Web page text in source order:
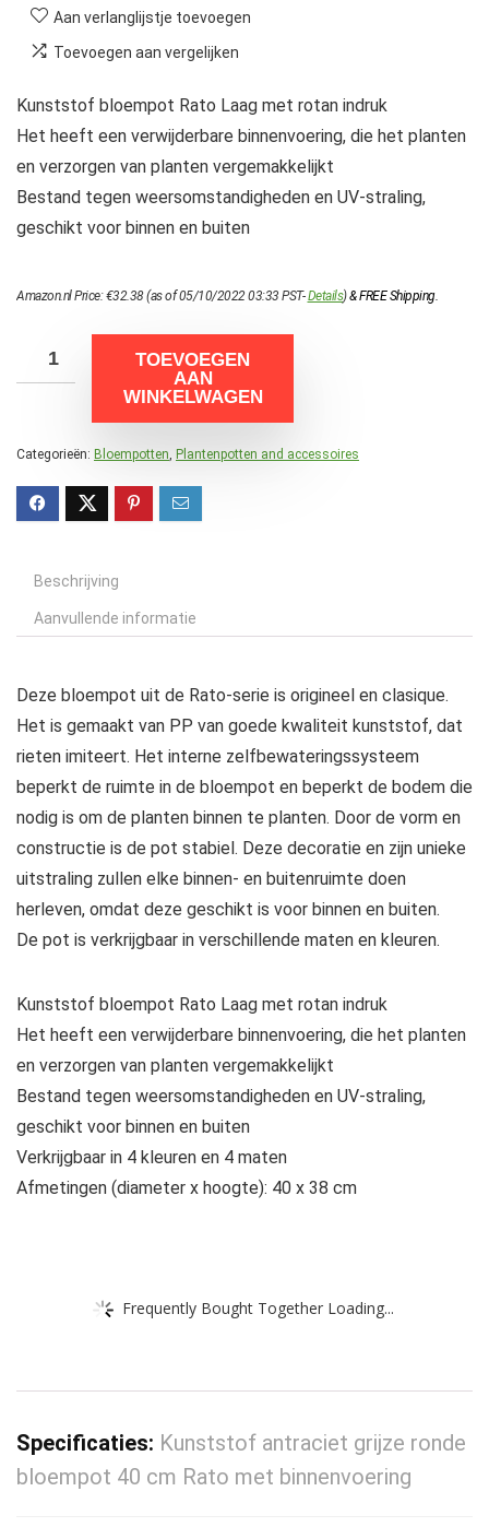
Aan verlanglijstje toevoegen
Toevoegen aan vergelijken
Kunststof bloempot Rato Laag met rotan indruk
Het heeft een verwijderbare binnenvoering, die het planten
en verzorgen van planten vergemakkelijkt
Bestand tegen weersomstandigheden en UV-straling,
geschikt voor binnen en buiten
Amazon.nl Price:€32.38(as of 05/10/2022 03:33 PST-Details)&FREE Shipping.
TOEVOEGEN
AAN
WINKELWAGEN
Categorieën: Bloempotten, Plantenpotten and accessoires
Beschrijving
Aanvullende informatie
Deze bloempot uit de Rato-serie is origineel en clasique.
Het is gemaakt van PP van goede kwaliteit kunststof, dat
rieten imiteert. Het interne zelfbewateringssysteem
beperkt de ruimte in de bloempot en beperkt de bodem die
nodig is om de planten binnen te planten. Door de vorm en
constructie is de pot stabiel. Deze decoratie en zijn unieke
uitstraling zullen elke binnen- en buitenruimte doen
herleven, omdat deze geschikt is voor binnen en buiten.
De pot is verkrijgbaar in verschillende maten en kleuren.
Kunststof bloempot Rato Laag met rotan indruk
Het heeft een verwijderbare binnenvoering, die het planten
en verzorgen van planten vergemakkelijkt
Bestand tegen weersomstandigheden en UV-straling,
geschikt voor binnen en buiten
Verkrijgbaar in 4 kleuren en 4 maten
Afmetingen (diameter x hoogte): 40 x 38 cm
Frequently Bought Together Loading...
Specificaties: Kunststof antraciet grijze ronde
bloempot 40 cm Rato met binnenvoering